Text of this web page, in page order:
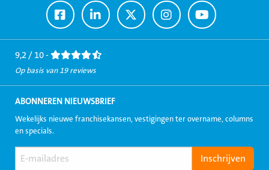
Ga
naar
Facebook
Ga
naar
LinkedIn
Ga
naar
Twitter
Ga
naar
Instagram
Ga
naar
Youtube
9,2 / 10 -
Op basis van 19 reviews
ABONNEREN NIEUWSBRIEF
Wekelijks nieuwe franchisekansen, vestigingen ter overname, columns
en specials.